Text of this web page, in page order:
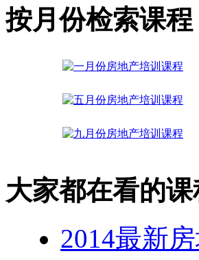
按月份检索课程
大家都在看的课
2014最新